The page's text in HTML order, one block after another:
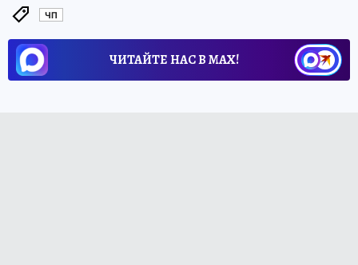
ЧП
ЧИТАЙТЕ НАС В МАХ!